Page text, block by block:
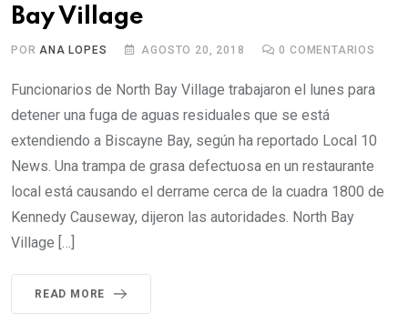
Bay Village
POR ANA LOPES AGOSTO 20, 2018 0 COMENTARIOS
Funcionarios de North Bay Village trabajaron el lunes para
detener una fuga de aguas residuales que se está
extendiendo a Biscayne Bay, según ha reportado Local 10
News. Una trampa de grasa defectuosa en un restaurante
local está causando el derrame cerca de la cuadra 1800 de
Kennedy Causeway, dijeron las autoridades. North Bay
Village […]
READ MORE